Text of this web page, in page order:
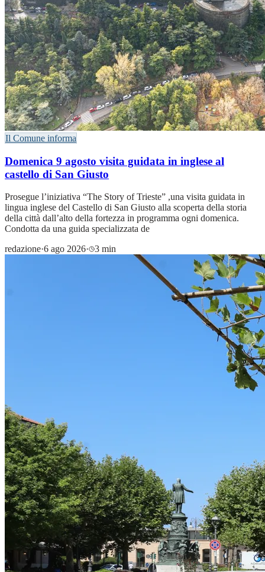
Il Comune informa
Domenica 9 agosto visita guidata in inglese al
castello di San Giusto
Prosegue l’iniziativa “The Story of Trieste” ,una visita guidata in
lingua inglese del Castello di San Giusto alla scoperta della storia
della città dall’alto della fortezza in programma ogni domenica.
Condotta da una guida specializzata de
redazione·6 ago 2026· 3 min